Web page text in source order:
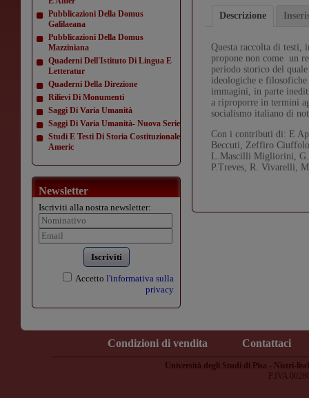
Pubblicazioni Della Domus
Galilaeana
Pubblicazioni Della Domus
Mazziniana
Quaderni Dell'Istituto Di Lingua E
Letteratur
Quaderni Della Direzione
Rilievi Di Monumenti
Saggi Di Varia Umanità
Saggi Di Varia Umanità- Nuova Serie
Studi E Testi Di Storia Costituzionale
Americ
Newsletter
Iscriviti alla nostra newsletter:
Iscriviti
Accetto l'informativa sulla
privacy
Descrizione
Questa raccolta di testi,
propone non come un
periodo storico del
ideologiche e
immagini, in parte
a riproporre in termini
socialismo italiano di
Con i contributi di: E
Beccuti, Zeffiro
L.Mascilli Migliorini,
P.Treves, R. Vivarelli,
Condizioni di vendita Contattaci
Università degli Studi di Pisa - Nistri-
P.IVA